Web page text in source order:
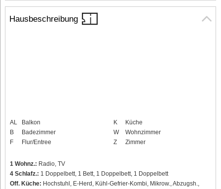
Hausbeschreibung
AL
Balkon
B
Badezimmer
F
Flur/Entree
K
Küche
W
Wohnzimmer
Z
Zimmer
1 Wohnz.: Radio, TV
4 Schlafz.: 1 Doppelbett, 1 Bett, 1 Doppelbett, 1 Doppelbett
Off. Küche: Hochstuhl, E-Herd, Kühl-Gefrier-Kombi, Mikrow., Abzugsh.,